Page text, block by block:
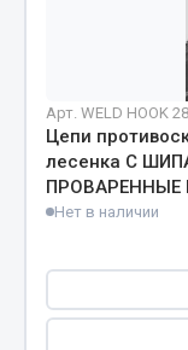
Автомобильный
Измерительный
Крепежный
Режущий
Силовое
Слесарный
Арт. WELD HOOK
Цепи
лесенка С
ПРОВАРЕННЫЕ
Нет в наличии